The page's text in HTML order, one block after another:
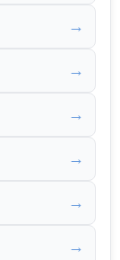
→
→
→
→
→
→